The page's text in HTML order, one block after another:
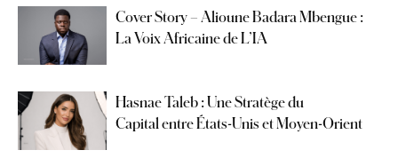
Cover Story – Alioune Badara Mbengue :
La Voix Africaine de L’IA
Hasnae Taleb : Une Stratège du
Capital entre États-Unis et Moyen-Orient